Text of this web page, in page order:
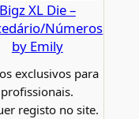
Bigz XL Die –
Números
by Emily
exclusivos para
profissionais.
registo no site.